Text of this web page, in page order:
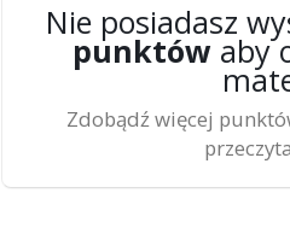
Nie posiadasz
punktów aby
Zdobądź więcej